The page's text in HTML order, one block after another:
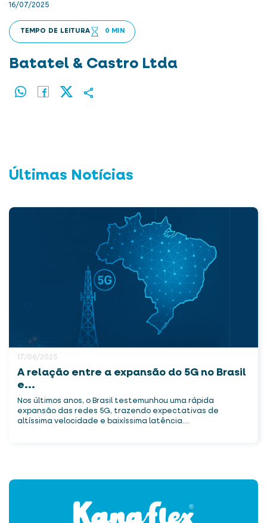
16/07/2025
TEMPO DE LEITURA 0 MIN
Batatel & Castro Ltda
Últimas Notícias
17/06/2025
A relação entre a expansão do 5G no Brasil
e...
Nos últimos anos, o Brasil testemunhou uma rápida
expansão das redes 5G, trazendo expectativas de
altíssima velocidade e baixíssima latência....